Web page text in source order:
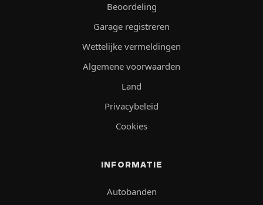
Beoordeling
Garage registreren
Wettelijke vermeldingen
Algemene voorwaarden
Land
Privacybeleid
Cookies
INFORMATIE
Autobanden